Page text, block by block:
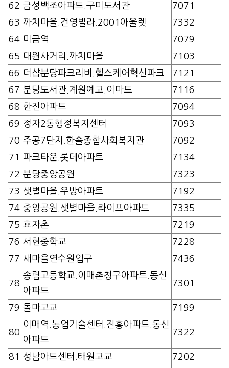
62 금성백조아파트.구미도서관
7071
63 까치마을.건영빌라.2001아울렛
7332
64 미금역
7079
65 대원사거리.까치마을
7103
66 더샵분당파크리버.헬스케어혁신파크
7121
67 분당도서관.계원예고.이마트
7116
68 한진아파트
7094
69 정자2동행정복지센터
7093
70 주공7단지.한솔종합사회복지관
7092
71
파크타운.롯데아파트
7134
72 분당중앙공원
7323
73 샛별마을.우방아파트
7192
74 중앙공원.샛별마을.라이프아파트
7335
75 효자촌
7219
76 서현중학교
7228
77 새마을연수원입구 7436
78
송림고등학교.이매촌청구아파트.동신
아파트
7301
79 돌마고교 7199
80
이매역.농업기술센터.진흥아파트.동신
아파트
7322
81 성남아트센터.태원고교 7202